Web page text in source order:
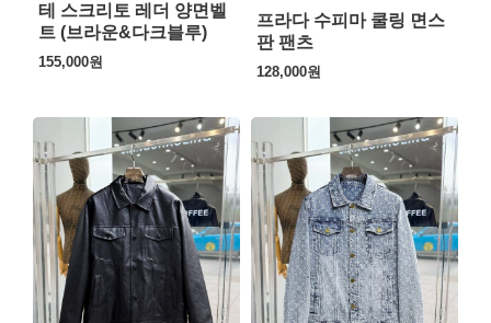
테 스크리토 레더 양면벨
트 (브라운&다크블루)
155,000원
프라다 수피마 쿨링 면스
판 팬츠
128,000원